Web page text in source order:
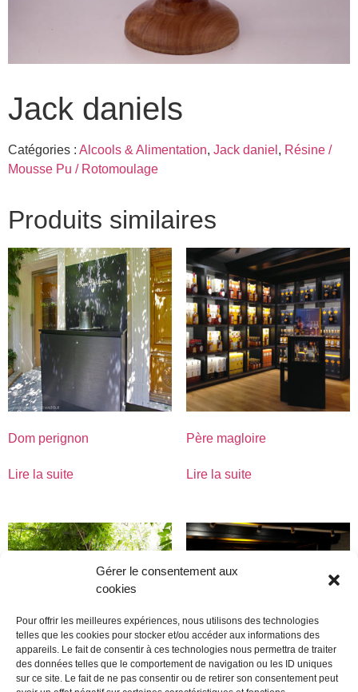
Gérer le consentement aux
cookies
Pour offrir les meilleures expériences, nous utilisons des technologies
telles que les cookies pour stocker et/ou accéder aux informations des
appareils. Le fait de consentir à ces technologies nous permettra de traiter
des données telles que le comportement de navigation ou les ID uniques
sur ce site. Le fait de ne pas consentir ou de retirer son consentement peut
Jack daniels
Catégories : Alcools & Alimentation, Jack daniel , Résine /
Mousse Pu / Rotomoulage
Produits similaires
Dom perignon
Lire la suite
Père magloire
Lire la suite